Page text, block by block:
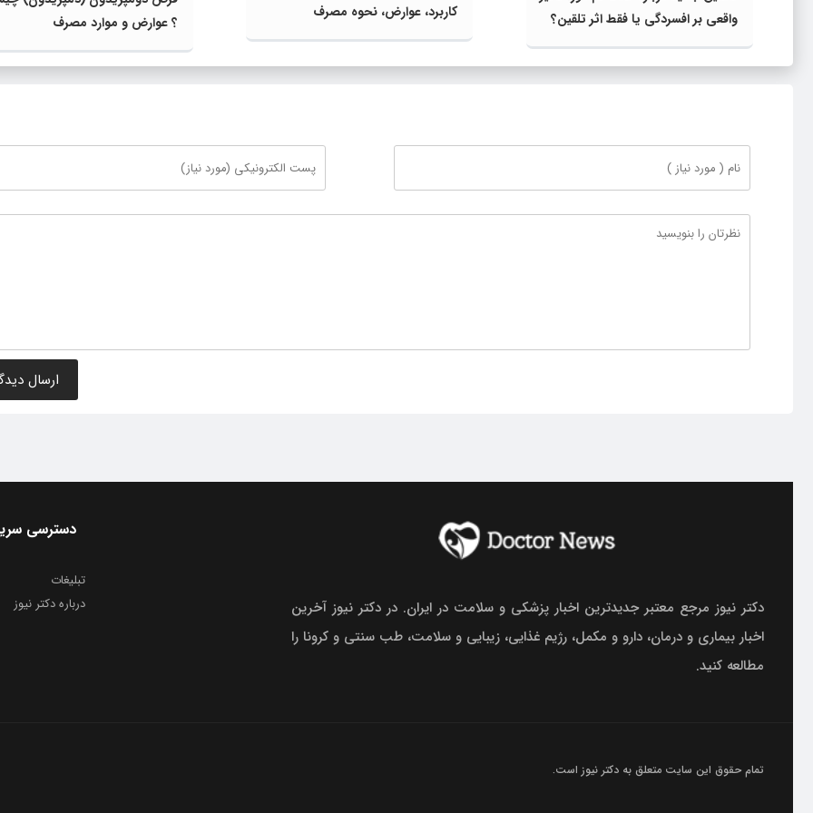
واقعی بر افسردگی یا فقط اثر تلقین؟
کاربرد، عوارض، نحوه مصرف
؟ عوارض و موارد مصرف
دکتر نیوز مرجع معتبر جدیدترین اخبار پزشکی و سلامت در ایران. در دکتر نیوز آخرین
اخبار بیماری و درمان، دارو و مکمل، رژیم غذایی، زیبایی و سلامت، طب سنتی و کرونا را
مطالعه کنید.
دسترسی
تبلیغات
درباره دکتر نیوز
تمام حقوق این سایت متعلق به دکتر نیوز است.